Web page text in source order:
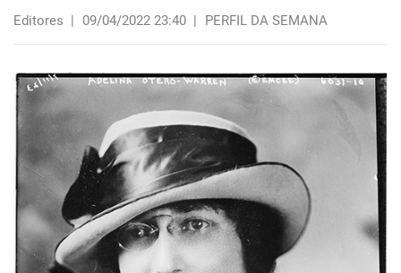
Editores | 09/04/2022 23:40 | PERFIL DA SEMANA